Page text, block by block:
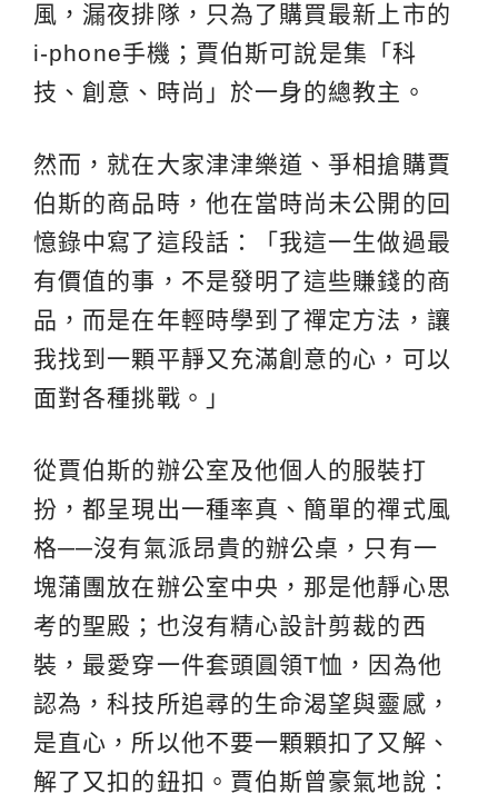
風，漏夜排隊，只為了購買最新上市的
i-phone手機；賈伯斯可說是集「科
技、創意、時尚」於一身的總教主。
然而，就在大家津津樂道、爭相搶購賈
伯斯的商品時，他在當時尚未公開的回
憶錄中寫了這段話：「我這一生做過最
有價值的事，不是發明了這些賺錢的商
品，而是在年輕時學到了禪定方法，讓
我找到一顆平靜又充滿創意的心，可以
面對各種挑戰。」
從賈伯斯的辦公室及他個人的服裝打
扮，都呈現出一種率真、簡單的禪式風
格──沒有氣派昂貴的辦公桌，只有一
塊蒲團放在辦公室中央，那是他靜心思
考的聖殿；也沒有精心設計剪裁的西
裝，最愛穿一件套頭圓領T恤，因為他
認為，科技所追尋的生命渴望與靈感，
是直心，所以他不要一顆顆扣了又解、
解了又扣的鈕扣。賈伯斯曾豪氣地說：